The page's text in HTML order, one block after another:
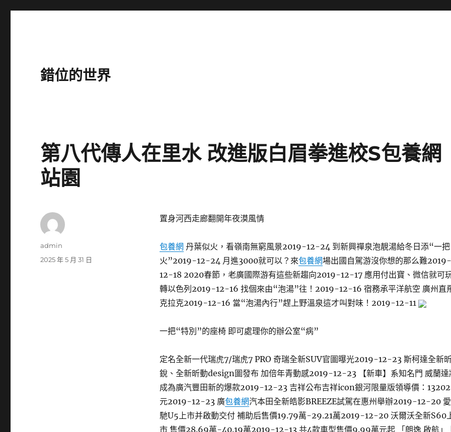
錯位的世界
第八代傳人在里水 改進版白眉拳進校S包養網
站園
置身河西走廊翻開年夜漠風情
包養網 丹葉似火，看嶺南無窮風景2019-12-24 到新興禪泉泡靚湯給冬日添“一把
火”2019-12-24 月進3000就可以？來包養網場出國自駕游沒你想的那么難2019-
12-18 2020春節，老廣國際游有這些新趨向2019-12-17 應用付出寶、微信就可
轉以色列2019-12-16 找個來由“泡湯”往！2019-12-16 宿務承平洋航空 廣州直
克拉克2019-12-16 當“泡湯內行”趕上野溫泉這才叫對味！2019-12-11
一把“特別”的座椅 即可處理你的辦公室“病”
定名全新一代瑞虎7/瑞虎7 PRO 奇瑞全新SUV官圖曝光2019-12-23 斯柯達全新
銳、全新昕動design圖發布 加倍年青動感2019-12-23 【新車】系知名門 威蘭達
成為廣汽豐田新的爆款2019-12-23 吉祥公布吉祥icon銀河限量版領導價：
元2019-12-23 ​廣包養網汽本田全新皓影BREEZE試駕在惠州舉辦2019-12-20 愛
馳U5上市并啟動交付 補助后售價19.79萬-29.21萬2019-12-20 沃爾沃全新S60
市 售價28.69萬-40.19萬2019-12-13 共4款車型售價9.99萬元起 「朗逸 啟航」
作
admin
發
2025 年 5 月 31 日